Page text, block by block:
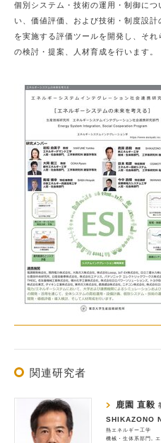
個別システム・技術の運用・制御に
い、価値評価、および技術・制度設
を実施する評価ツールを開発し、そ
の検討・提案、人材育成を行います。
関連研究者
鹿園 直毅
SHIKAZONO
熱エネルギー工学
機械・生体系部門